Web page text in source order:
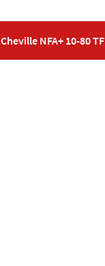
Cheville NFA+ 10-80 TF